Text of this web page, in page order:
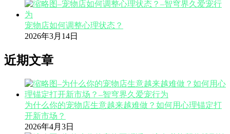
宠物店如何调整心理状态？
2026年3月14日
近期文章
为什么你的宠物店生意越来越难做？如何用心理锚定打
开新市场？
2026年4月3日